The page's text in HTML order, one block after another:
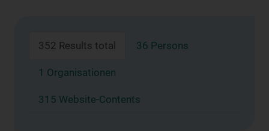
352 Results total 36 Persons
1 Organisationen
315 Website-Contents